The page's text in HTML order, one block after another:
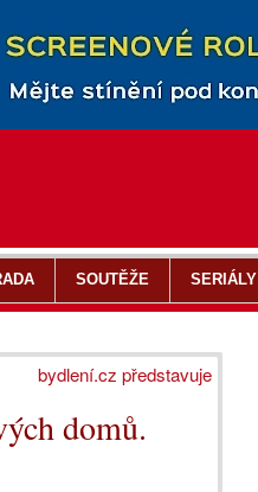
bydlení.cz představuje
domů.
SOUTĚŽE SERIÁLY